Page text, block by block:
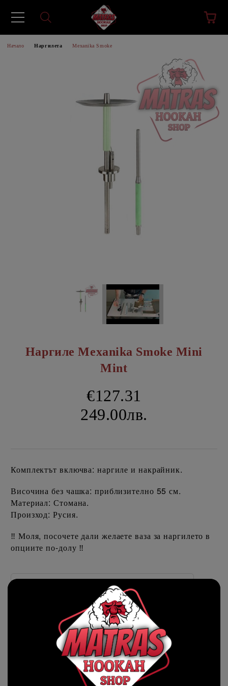
Начало Наргилета Mexanika Smoke
Наргиле Mexanika Smoke Mini
Mint
€127.31
249.00лв.
Комплектът включва: наргиле и накрайник.
Височина без чашка: приблизително 55 см.
Материал: Стомана.
Произход: Русия.
‼️ Моля, посочете дали желаете ваза за наргилето в
опциите по-долу ‼️
Извън София на цена от
Желаете ли Ваза за наргилето❓: